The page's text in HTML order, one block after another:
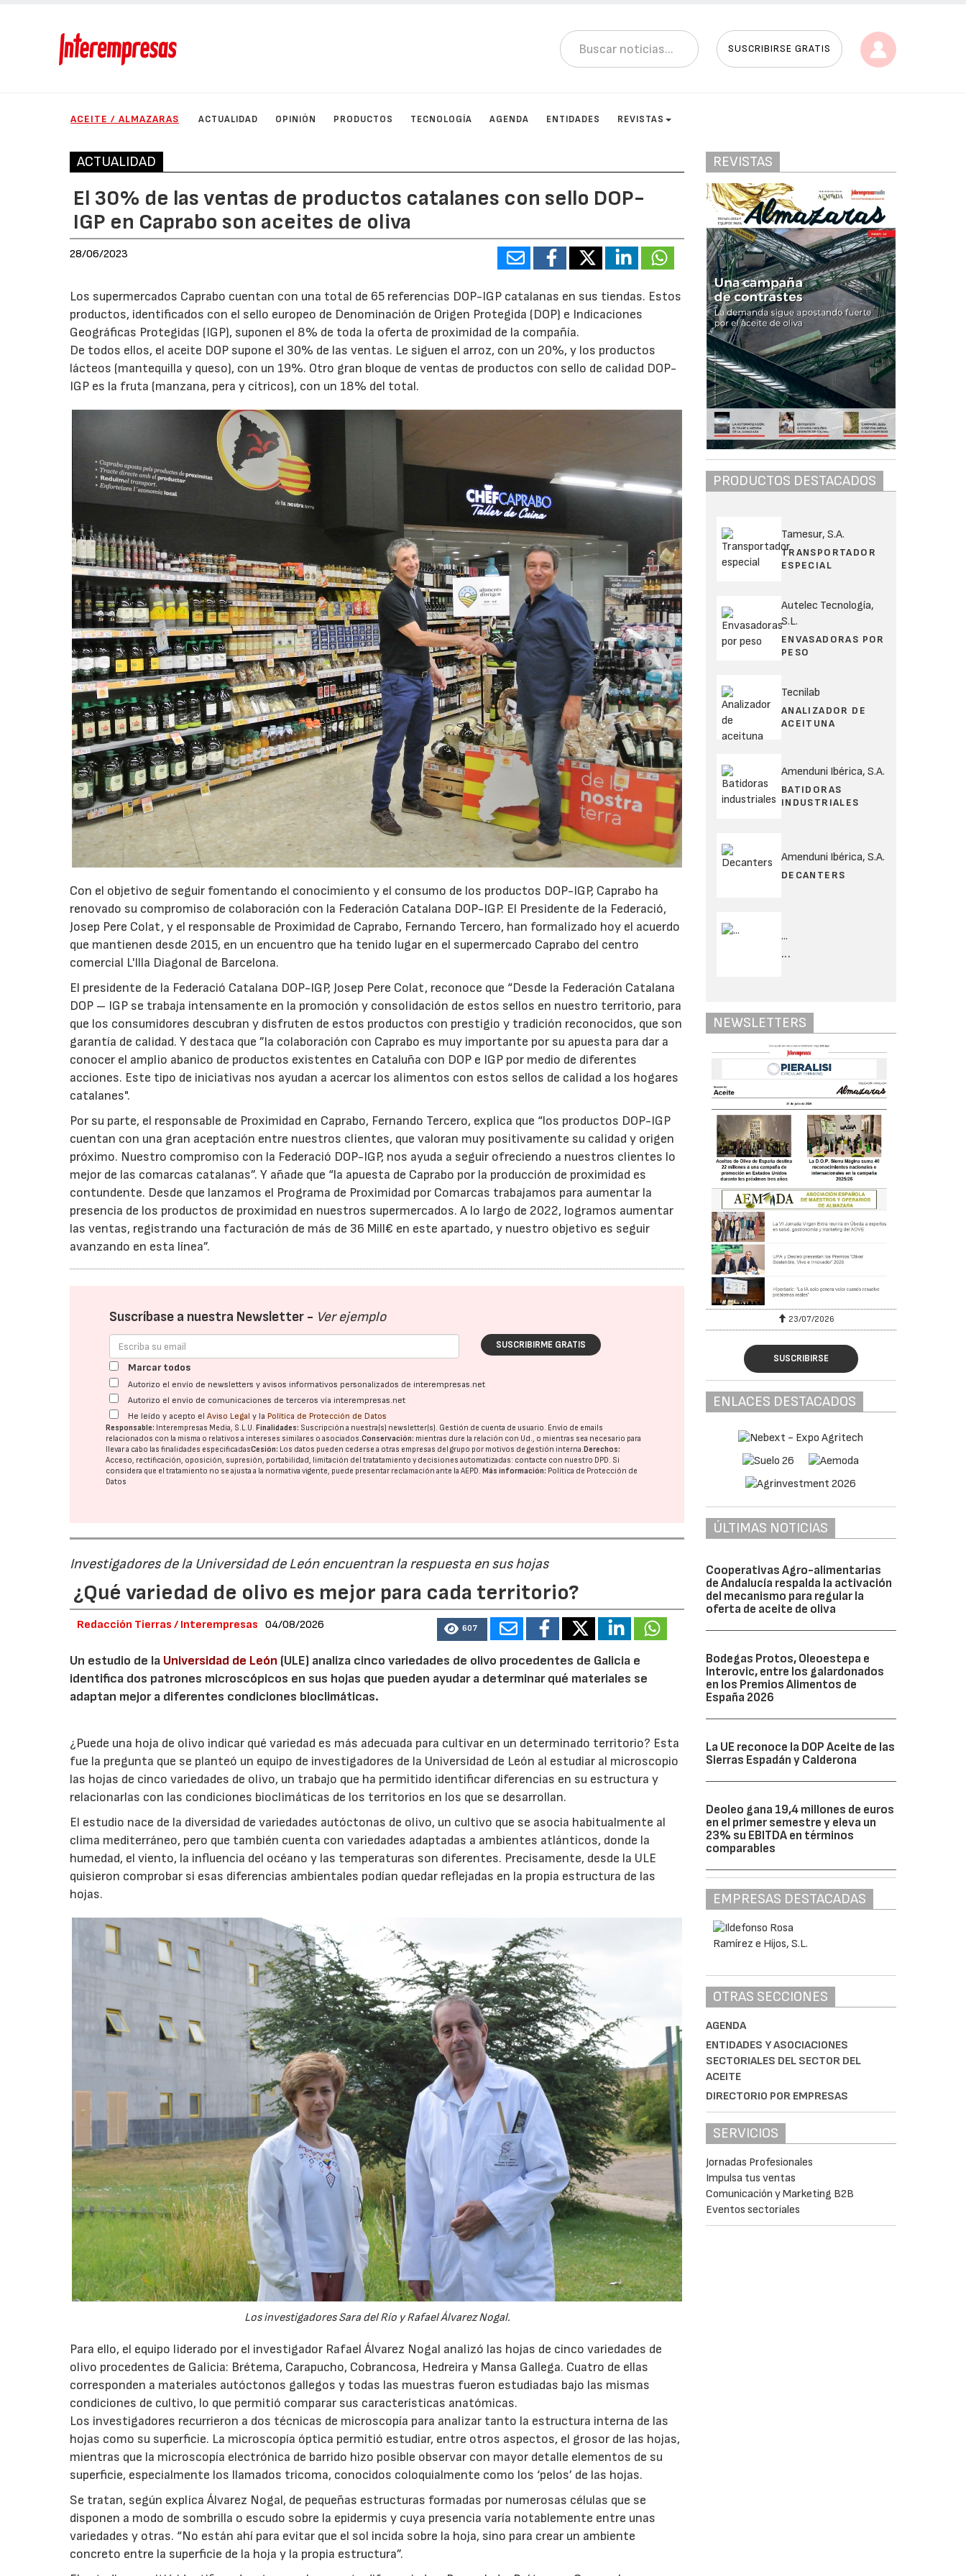
SUSCRIBIRSE GRATIS
ACEITE / ALMAZARAS ACTUALIDAD OPINIÓN PRODUCTOS TECNOLOGÍA AGENDA ENTIDADES REVISTAS
ACTUALIDAD
El 30% de las ventas de productos catalanes con sello DOP-
IGP en Caprabo son aceites de oliva
28/06/2023
Los supermercados Caprabo cuentan con una total de 65 referencias DOP-IGP catalanas en sus tiendas. Estos
productos, identificados con el sello europeo de Denominación de Origen Protegida (DOP) e Indicaciones
Geográficas Protegidas (IGP), suponen el 8% de toda la oferta de proximidad de la compañía.
De todos ellos, el aceite DOP supone el 30% de las ventas. Le siguen el arroz, con un 20%, y los productos
lácteos (mantequilla y queso), con un 19%. Otro gran bloque de ventas de productos con sello de calidad DOP-
IGP es la fruta (manzana, pera y cítricos), con un 18% del total.
Con el objetivo de seguir fomentando el conocimiento y el consumo de los productos DOP-IGP, Caprabo ha
renovado su compromiso de colaboración con la Federación Catalana DOP-IGP. El Presidente de la Federació,
Josep Pere Colat, y el responsable de Proximidad de Caprabo, Fernando Tercero, han formalizado hoy el acuerdo
que mantienen desde 2015, en un encuentro que ha tenido lugar en el supermercado Caprabo del centro
comercial L'Illa Diagonal de Barcelona.
El presidente de la Federació Catalana DOP-IGP, Josep Pere Colat, reconoce que “Desde la Federación Catalana
DOP – IGP se trabaja intensamente en la promoción y consolidación de estos sellos en nuestro territorio, para
que los consumidores descubran y disfruten de estos productos con prestigio y tradición reconocidos, que son
garantía de calidad. Y destaca que ”la colaboración con Caprabo es muy importante por su apuesta para dar a
conocer el amplio abanico de productos existentes en Cataluña con DOP e IGP por medio de diferentes
acciones. Este tipo de iniciativas nos ayudan a acercar los alimentos con estos sellos de calidad a los hogares
catalanes".
Por su parte, el responsable de Proximidad en Caprabo, Fernando Tercero, explica que “los productos DOP-IGP
cuentan con una gran aceptación entre nuestros clientes, que valoran muy positivamente su calidad y origen
próximo. Nuestro compromiso con la Federació DOP-IGP, nos ayuda a seguir ofreciendo a nuestros clientes lo
mejor de las comarcas catalanas”. Y añade que “la apuesta de Caprabo por la producción de proximidad es
contundente. Desde que lanzamos el Programa de Proximidad por Comarcas trabajamos para aumentar la
presencia de los productos de proximidad en nuestros supermercados. A lo largo de 2022, logramos aumentar
las ventas, registrando una facturación de más de 36 Mill€ en este apartado, y nuestro objetivo es seguir
avanzando en esta línea”.
Suscríbase a nuestra Newsletter - Ver ejemplo
SUSCRIBIRME GRATIS
Marcar todos
Autorizo el envío de newsletters y avisos informativos personalizados de interempresas.net
Autorizo el envío de comunicaciones de terceros vía interempresas.net
He leído y acepto elAviso Legal y la Política de Protección de Datos
Responsable: Interempresas Media, S.L.U.Finalidades: Suscripción a nuestra(s) newsletter(s). Gestión de cuenta de usuario. Envío de emails
relacionados con la misma o relativos a intereses similares o asociados.Conservación: mientras dure la relación con Ud., o mientras sea necesario para
llevar a cabo las finalidades especificadasCesión: Los datos pueden cederse a otras empresas del grupo por motivos de gestión interna.Derechos:
Acceso, rectificación, oposición, supresión, portabilidad, limitación del tratatamiento y decisiones automatizadas: contacte con nuestro DPD. Si
considera que el tratamiento no se ajusta a la normativa vigente, puede presentar reclamación ante laAEPD.Más información: Política de Protección de
Datos
Investigadores de la Universidad de León encuentran la respuesta en sus hojas
¿Qué variedad de olivo es mejor para cada territorio?
Redacción Tierras / Interempresas 04/08/2026 607
Un estudio de la Universidad de León (ULE) analiza cinco variedades de olivo procedentes de Galicia e
identifica dos patrones microscópicos en sus hojas que pueden ayudar a determinar qué materiales se
adaptan mejor a diferentes condiciones bioclimáticas.
¿Puede una hoja de olivo indicar qué variedad es más adecuada para cultivar en un determinado territorio? Esta
fue la pregunta que se planteó un equipo de investigadores de la Universidad de León al estudiar al microscopio
las hojas de cinco variedades de olivo, un trabajo que ha permitido identificar diferencias en su estructura y
relacionarlas con las condiciones bioclimáticas de los territorios en los que se desarrollan.
El estudio nace de la diversidad de variedades autóctonas de olivo, un cultivo que se asocia habitualmente al
clima mediterráneo, pero que también cuenta con variedades adaptadas a ambientes atlánticos, donde la
humedad, el viento, la influencia del océano y las temperaturas son diferentes. Precisamente, desde la ULE
quisieron comprobar si esas diferencias ambientales podían quedar reflejadas en la propia estructura de las
hojas.
Los investigadores Sara del Río y Rafael Álvarez Nogal.
Para ello, el equipo liderado por el investigador Rafael Álvarez Nogal analizó las hojas de cinco variedades de
olivo procedentes de Galicia: Brétema, Carapucho, Cobrancosa, Hedreira y Mansa Gallega. Cuatro de ellas
corresponden a materiales autóctonos gallegos y todas las muestras fueron estudiadas bajo las mismas
condiciones de cultivo, lo que permitió comparar sus características anatómicas.
Los investigadores recurrieron a dos técnicas de microscopía para analizar tanto la estructura interna de las
hojas como su superficie. La microscopía óptica permitió estudiar, entre otros aspectos, el grosor de las hojas,
mientras que la microscopía electrónica de barrido hizo posible observar con mayor detalle elementos de su
superficie, especialmente los llamados tricoma, conocidos coloquialmente como los ‘pelos’ de las hojas.
Se tratan, según explica Álvarez Nogal, de pequeñas estructuras formadas por numerosas células que se
disponen a modo de sombrilla o escudo sobre la epidermis y cuya presencia varía notablemente entre unas
variedades y otras. “No están ahí para evitar que el sol incida sobre la hoja, sino para crear un ambiente
concreto entre la superficie de la hoja y la propia estructura”.
REVISTAS
PRODUCTOS DESTACADOS
Tamesur, S.A.
TRANSPORTADOR
ESPECIAL
Autelec Tecnología,
S.L.
ENVASADORAS POR
PESO
Tecnilab
ANALIZADOR DE
ACEITUNA
Amenduni Ibérica, S.A.
BATIDORAS
INDUSTRIALES
Amenduni Ibérica, S.A.
DECANTERS
...
...
NEWSLETTERS
23/07/2026
SUSCRIBIRSE
ENLACES DESTACADOS
ÚLTIMAS NOTICIAS
Cooperativas Agro-alimentarias
de Andalucía respalda la activación
del mecanismo para regular la
oferta de aceite de oliva
Bodegas Protos, Oleoestepa e
Interovic, entre los galardonados
en los Premios Alimentos de
España 2026
La UE reconoce la DOP Aceite de las
Sierras Espadán y Calderona
Deoleo gana 19,4 millones de euros
en el primer semestre y eleva un
23% su EBITDA en términos
comparables
EMPRESAS DESTACADAS
OTRAS SECCIONES
AGENDA
ENTIDADES Y ASOCIACIONES
SECTORIALES DEL SECTOR DEL
ACEITE
DIRECTORIO POR EMPRESAS
SERVICIOS
Jornadas Profesionales
Impulsa tus ventas
Comunicación y Marketing B2B
Eventos sectoriales